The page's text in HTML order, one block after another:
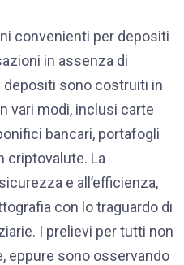
convenienti per depositi
in assenza di
depositi sono costruiti in
vari modi, inclusi carte
bancari, portafogli
criptovalute. La
e all’efficienza,
con lo traguardo di
I prelievi per tutti non
eppure sono osservando